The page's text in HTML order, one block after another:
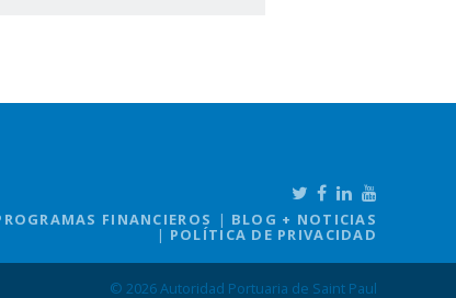
FINANCIEROS BLOG + NOTICIAS
POLÍTICA DE PRIVACIDAD
© 2026 Autoridad Portuaria de Saint Paul